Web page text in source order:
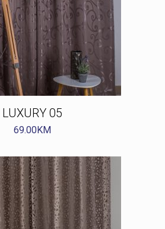
LUXURY 05
69.00KM